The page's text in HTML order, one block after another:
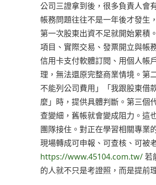
公司三證拿到後，很多負責人會
帳務問題往往不是一年後才發生
第一次股東出資不足就開始累積
項目、實際交易、發票開立與帳
信用卡支付軟體訂閱、用個人帳
理，無法還原完整商業情境。第
不能列公司費用」「我跟股東借
麼」時，提供具體判斷。第三個
查變細，舊帳就會變成阻力。這
團隊接住。對正在學習相關專業
現場轉成可申報、可查核、可被
https://www.45104.com.tw/若
的人就不只是考證照，而是提前